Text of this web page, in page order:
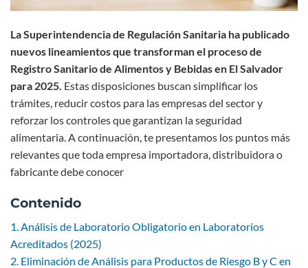
La Superintendencia de Regulación Sanitaria ha publicado
nuevos lineamientos que transforman el proceso de
Registro Sanitario de Alimentos y Bebidas en El Salvador
para 2025. Estas disposiciones buscan simplificar los
trámites, reducir costos para las empresas del sector y
reforzar los controles que garantizan la seguridad
alimentaria. A continuación, te presentamos los puntos más
relevantes que toda empresa importadora, distribuidora o
fabricante debe conocer
Contenido
1. Análisis de Laboratorio Obligatorio en Laboratorios
Acreditados (2025)
2. Eliminación de Análisis para Productos de Riesgo B y C en